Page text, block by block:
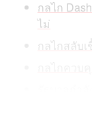
กลไก
ไม่
กลไกสลับ